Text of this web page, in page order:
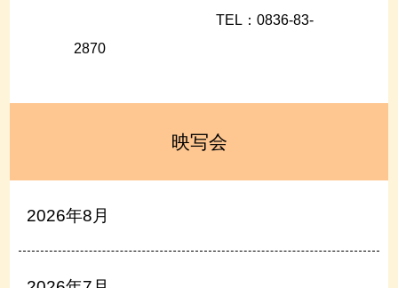
TEL：0836-83-
2870
映写会
2026年8月